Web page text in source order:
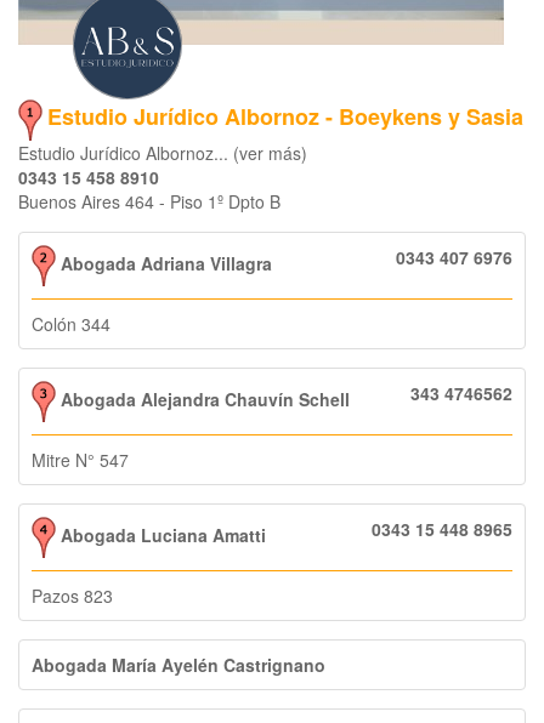
Estudio Jurídico Albornoz - Boeykens y Sasia
Estudio Jurídico Albornoz... (ver más)
0343 15 458 8910
Buenos Aires 464 - Piso 1º Dpto B
Abogada Adriana Villagra 0343 407 6976
Colón 344
Abogada Alejandra Chauvín Schell 343 4746562
Mitre N° 547
Abogada Luciana Amatti 0343 15 448 8965
Pazos 823
Abogada María Ayelén Castrignano